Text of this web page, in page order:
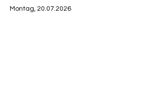
Montag, 20.07.2026